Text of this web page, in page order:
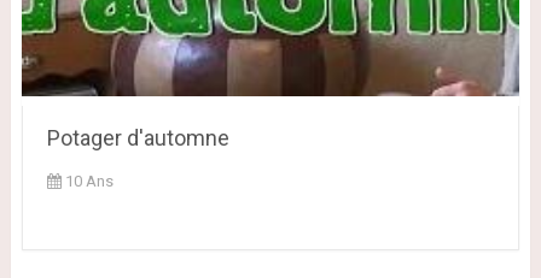
Potager d'automne
10 Ans